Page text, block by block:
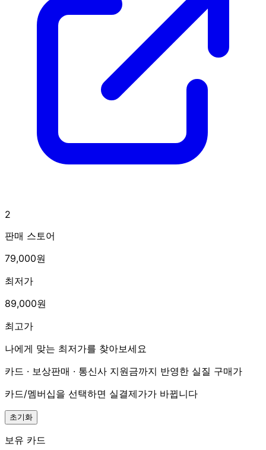
2
판매 스토어
79,000원
최저가
89,000원
최고가
나에게 맞는 최저가를 찾아보세요
카드 · 보상판매 · 통신사 지원금까지 반영한 실질 구매가
카드/멤버십을 선택하면 실결제가가 바뀝니다
초기화
보유 카드